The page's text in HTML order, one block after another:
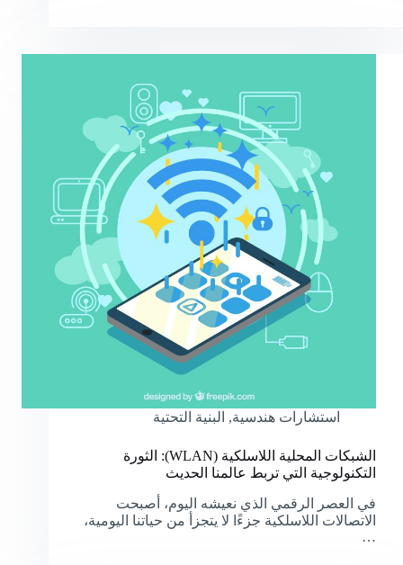
استشارات هندسية, البنية التحتية
الشبكات المحلية اللاسلكية (WLAN): الثورة
التكنولوجية التي تربط عالمنا الحديث
في العصر الرقمي الذي نعيشه اليوم، أصبحت
الاتصالات اللاسلكية جزءًا لا يتجزأ من حياتنا اليومية،
…